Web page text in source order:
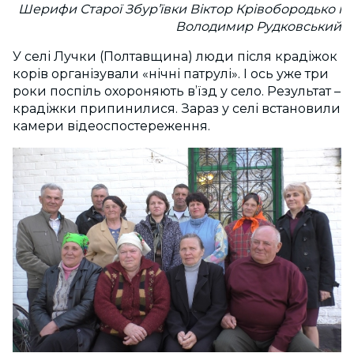
Шерифи Старої Збур’ївки Віктор Крівобородько і
Володимир Рудковський
У селі Лучки (Полтавщина) люди після крадіжок
корів організували «нічні патрулі». І ось уже три
роки поспіль охороняють в’їзд у село. Результат –
крадіжки припинилися. Зараз у селі встановили
камери відеоспостереження.